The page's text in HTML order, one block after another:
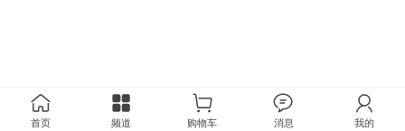
首页 频道 购物车 消息 我的